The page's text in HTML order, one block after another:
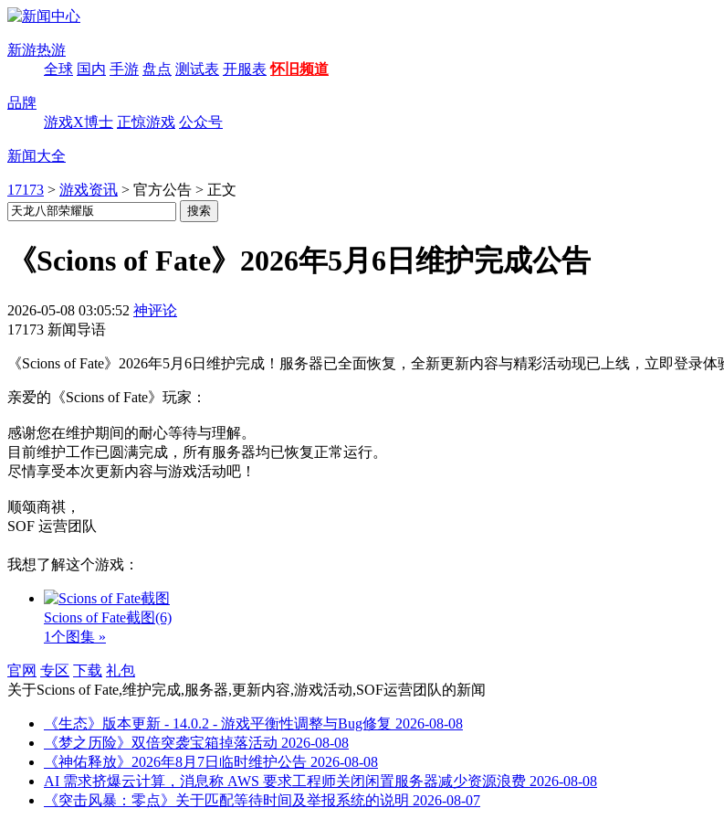
新游热游
全球 国内 手游 盘点 测试表 开服表 怀旧频道
品牌
游戏X博士 正惊游戏 公众号
新闻大全
17173 > 游戏资讯 > 官方公告 > 正文
《Scions of Fate》2026年5月6日维护完成公告
2026-05-08 03:05:52 神评论
17173 新闻导语
《Scions of Fate》2026年5月6日维护完成！服务器已全面恢复，全新更新内容与精彩活动现已上线，立即登录体
亲爱的《Scions of Fate》玩家：
感谢您在维护期间的耐心等待与理解。
目前维护工作已圆满完成，所有服务器均已恢复正常运行。
尽情享受本次更新内容与游戏活动吧！
顺颂商祺，
SOF 运营团队
我想了解这个游戏：
Scions of Fate截图(6)
1个图集 »
官网 专区 下载 礼包
关于Scions of Fate,维护完成,服务器,更新内容,游戏活动,SOF运营团队的新闻
《生态》版本更新 - 14.0.2 - 游戏平衡性调整与Bug修复 2026-08-08
《梦之历险》双倍突袭宝箱掉落活动 2026-08-08
《神佑释放》2026年8月7日临时维护公告 2026-08-08
AI 需求挤爆云计算，消息称 AWS 要求工程师关闭闲置服务器减少资源浪费 2026-08-08
《突击风暴：零点》关于匹配等待时间及举报系统的说明 2026-08-07